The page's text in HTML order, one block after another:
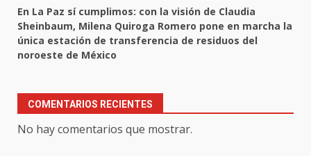
En La Paz sí cumplimos: con la visión de Claudia
Sheinbaum, Milena Quiroga Romero pone en marcha la
única estación de transferencia de residuos del
noroeste de México
COMENTARIOS RECIENTES
No hay comentarios que mostrar.